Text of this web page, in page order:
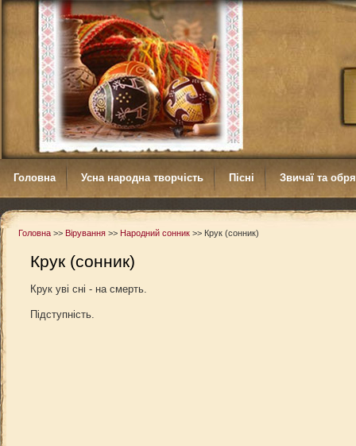
Головна Усна народна творчість Пісні Звичаї та
Головна >> Вірування >> Народний сонник >> Крук (сонник)
Крук (сонник)
Крук уві сні - на смерть.
Підступність.